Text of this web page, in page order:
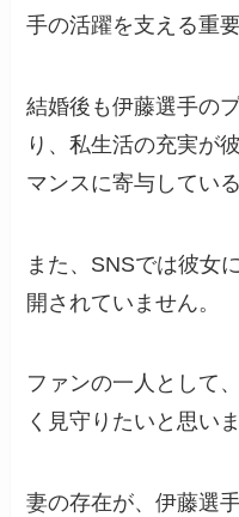
手の活躍を支える重
結婚後も伊藤選手の
り、私生活の充実が
マンスに寄与してい
また、SNSでは彼女
開されていません。
ファンの一人として
く見守りたいと思いま
妻の存在が、伊藤選